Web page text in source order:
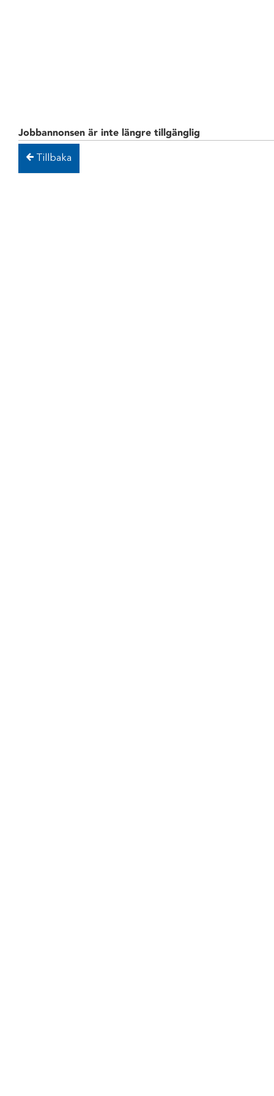
Jobbannonsen är inte längre tillgänglig
Tillbaka